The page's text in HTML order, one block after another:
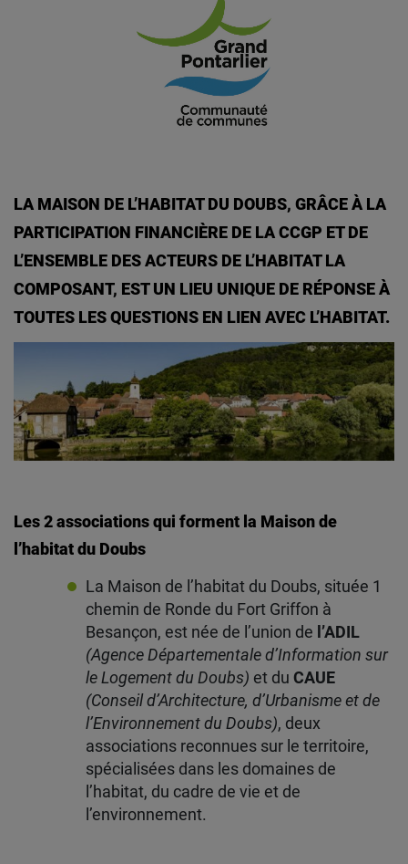
LA MAISON DE L’HABITAT DU DOUBS, GRÂCE À LA
PARTICIPATION FINANCIÈRE DE LA CCGP ET DE
L’ENSEMBLE DES ACTEURS DE L’HABITAT LA
COMPOSANT, EST UN LIEU UNIQUE DE RÉPONSE À
TOUTES LES QUESTIONS EN LIEN AVEC L’HABITAT.
Les 2 associations qui forment la Maison de
l’habitat du Doubs
La Maison de l’habitat du Doubs, située 1
chemin de Ronde du Fort Griffon à
Besançon, est née de l’union de l’ADIL
(Agence Départementale d’Information sur
le Logement du Doubs) et du CAUE
(Conseil d’Architecture, d’Urbanisme et de
l’Environnement du Doubs), deux
associations reconnues sur le territoire,
spécialisées dans les domaines de
l’habitat, du cadre de vie et de
l’environnement.